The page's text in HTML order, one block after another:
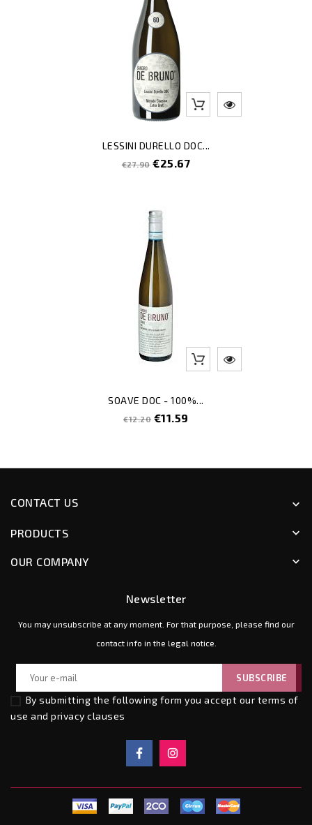
LESSINI DURELLO DOC...
Regular
€27.90 Price
€25.67
SOAVE DOC - 100%...
Regular
€12.20 Price
€11.59
CONTACT US keyboard_arrow_down
PRODUCTS keyboard_arrow_down
OUR COMPANY keyboard_arrow_down
Newsletter
You may unsubscribe at any moment. For that purpose, please find our
contact info in the legal notice.
By submitting the following form you accept our terms of
use and privacy clauses